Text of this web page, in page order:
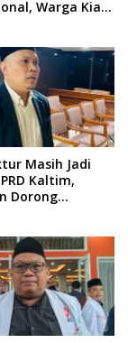
Warga Kian
Masih Jadi
Kaltim,
Dorong